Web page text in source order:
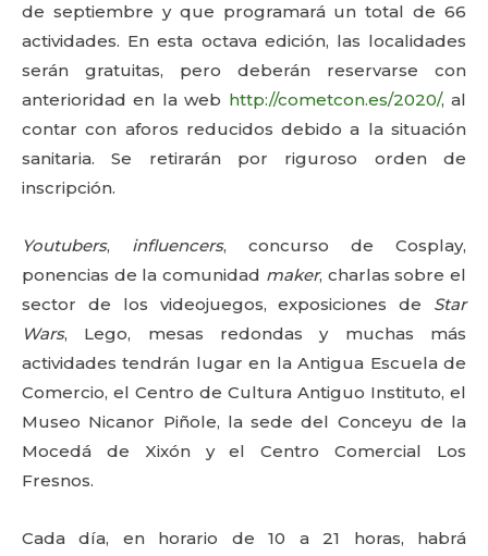
de septiembre y que programará un total de 66
actividades. En esta octava edición, las localidades
serán gratuitas, pero deberán reservarse con
anterioridad en la web http://cometcon.es/2020/, al
contar con aforos reducidos debido a la situación
sanitaria. Se retirarán por riguroso orden de
inscripción.
Youtubers, influencers, concurso de Cosplay,
ponencias de la comunidad maker, charlas sobre el
sector de los videojuegos, exposiciones de Star
Wars, Lego, mesas redondas y muchas más
actividades tendrán lugar en la Antigua Escuela de
Comercio, el Centro de Cultura Antiguo Instituto, el
Museo Nicanor Piñole, la sede del Conceyu de la
Mocedá de Xixón y el Centro Comercial Los
Fresnos.
Cada día, en horario de 10 a 21 horas, habrá